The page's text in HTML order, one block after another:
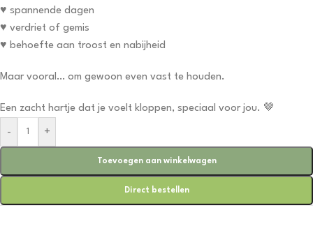
♥ spannende dagen
♥ verdriet of gemis
♥ behoefte aan troost en nabijheid
Maar vooral… om gewoon even vast te houden.
Een zacht hartje dat je voelt kloppen, speciaal voor jou. 🤎
- +
Toevoegen aan winkelwagen
Direct bestellen